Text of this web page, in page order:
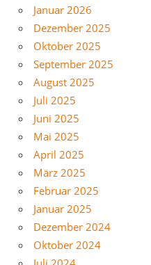
Januar 2026
Dezember 2025
Oktober 2025
September 2025
August 2025
Juli 2025
Juni 2025
Mai 2025
April 2025
März 2025
Februar 2025
Januar 2025
Dezember 2024
Oktober 2024